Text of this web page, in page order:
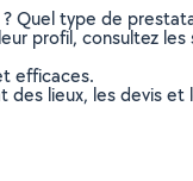
Quel type de
profil, consultez
efficaces.
lieux, les devis